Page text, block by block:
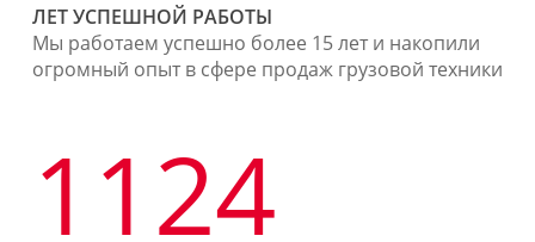
ЛЕТ УСПЕШНОЙ РАБОТЫ
Мы работаем успешно более 15 лет и накопили
огромный опыт в сфере продаж грузовой техники
1124